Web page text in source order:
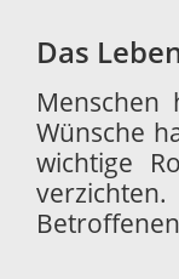
Das
Menschen
Wünsche
wichtige